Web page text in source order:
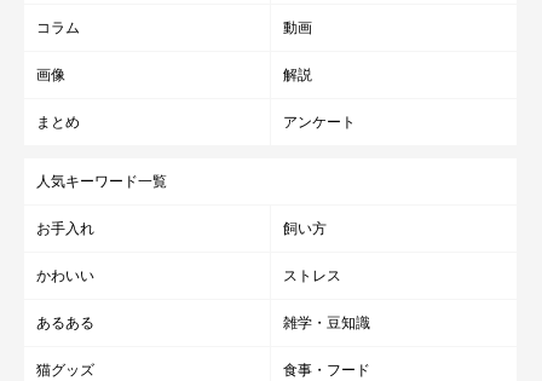
コラム 動画
画像 解説
まとめ アンケート
人気キーワード一覧
お手入れ 飼い方
かわいい ストレス
あるある 雑学・豆知識
猫グッズ 食事・フード